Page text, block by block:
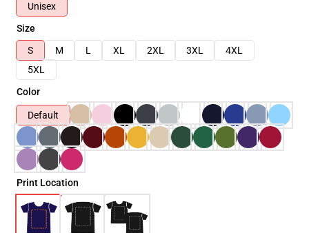
Unisex
Size
S
M L XL 2XL 3XL
4XL
5XL
Color
Default
Print Location